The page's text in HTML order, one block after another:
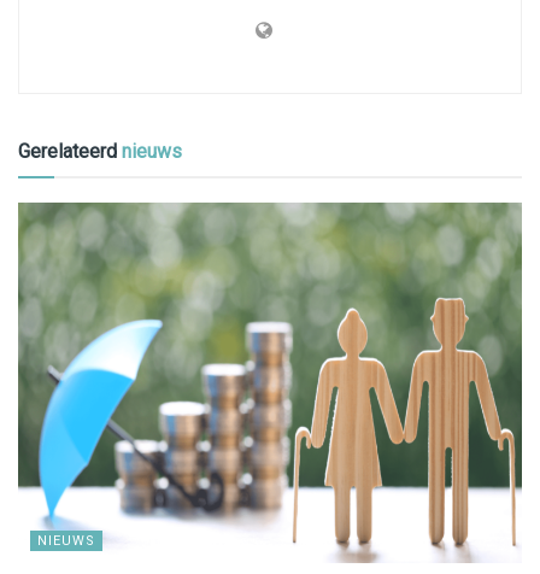
Gerelateerd nieuws
NIEUWS